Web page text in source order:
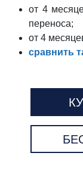
от 4
переноса;
от 4
сравнить